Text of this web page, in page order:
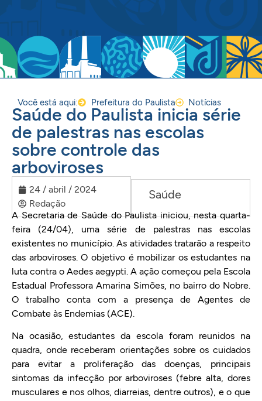
Você está aqui: Prefeitura do Paulista Notícias
Saúde do Paulista inicia série
de palestras nas escolas
sobre controle das
arboviroses
24 / abril / 2024
Redação
Saúde
A Secretaria de Saúde do Paulista iniciou, nesta quarta-
feira (24/04), uma série de palestras nas escolas
existentes no município. As atividades tratarão a respeito
das arboviroses. O objetivo é mobilizar os estudantes na
luta contra o Aedes aegypti. A ação começou pela Escola
Estadual Professora Amarina Simões, no bairro do Nobre.
O trabalho conta com a presença de Agentes de
Combate às Endemias (ACE).
Na ocasião, estudantes da escola foram reunidos na
quadra, onde receberam orientações sobre os cuidados
para evitar a proliferação das doenças, principais
sintomas da infecção por arboviroses (febre alta, dores
musculares e nos olhos, diarreias, dentre outros), e o que